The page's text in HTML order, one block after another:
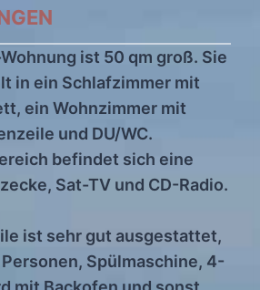
ist 50 qm groß. Sie
in ein Schlafzimmer mit
ein Wohnzimmer mit
und DU/WC.
befindet sich eine
Sat-TV und CD-Radio.
ist sehr gut ausgestattet,
Spülmaschine, 4-